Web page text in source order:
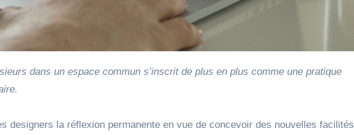
designers la réflexion permanente en vue de concevoir des nouvelles facilités